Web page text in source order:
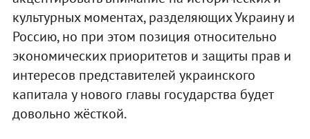
культурных моментах, разделяющих Украину и
Россию, но при этом позиция относительно
экономических приоритетов и защиты прав и
интересов представителей украинского
капитала у нового главы государства будет
довольно жёсткой.